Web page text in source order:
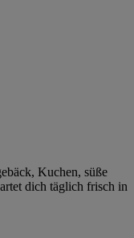
Kuchen, süße
dich täglich frisch in